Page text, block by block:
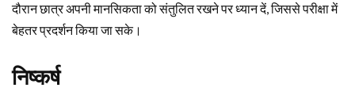
दौरान छात्र अपनी मानसिकता को संतुलित रखने पर ध्यान दें, जिससे परीक्षा में
बेहतर प्रदर्शन किया जा सके।
निष्कर्ष